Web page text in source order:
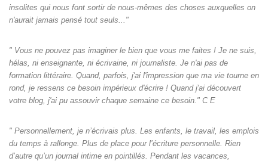
insolites qui nous font sortir de nous-mêmes des choses auxquelles on
n'aurait jamais pensé tout seuls‌..."
" Vous ne pouvez pas imaginer le bien que vous me faites ! Je ne suis,
hélas, ni enseignante, ni écrivaine, ni journaliste. Je n'ai pas de
formation littéraire. Quand, parfois, j'ai l'impression que ma vie tourne en
rond, je ressens ce besoin impérieux d'écrire ! Quand j'ai découvert
votre blog, j'ai pu assouvir chaque semaine ce besoin." C E
" Personnellement, je n’écrivais plus. Les enfants, le travail, les emplois
du temps à rallonge. Plus de place pour l’écriture personnelle. Rien
d’autre qu’un journal intime en pointillés. Pendant les vacances,